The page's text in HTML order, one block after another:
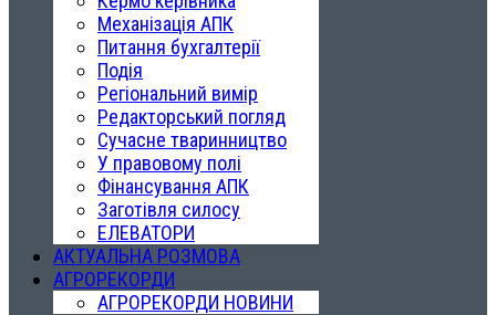
Механізація АПК
Питання бухгалтерії
Подія
Регіональний вимір
Редакторський погляд
Сучасне тваринництво
У правовому полі
Фінансування АПК
Заготівля силосу
ЕЛЕВАТОРИ
АКТУАЛЬНА РОЗМОВА
АГРОРЕКОРДИ
АГРОРЕКОРДИ НОВИНИ